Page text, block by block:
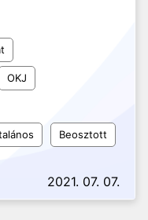
OKJ
Beosztott
2021. 07. 07.